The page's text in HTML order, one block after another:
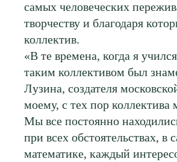
самых человеческих
творчеству и благодаря
коллектив.
«В те времена, когда я
таким коллективом был
Лузина, создателя
моему, с тех пор
Мы все постоянно
при всех обстоятельствах,
математике, каждый